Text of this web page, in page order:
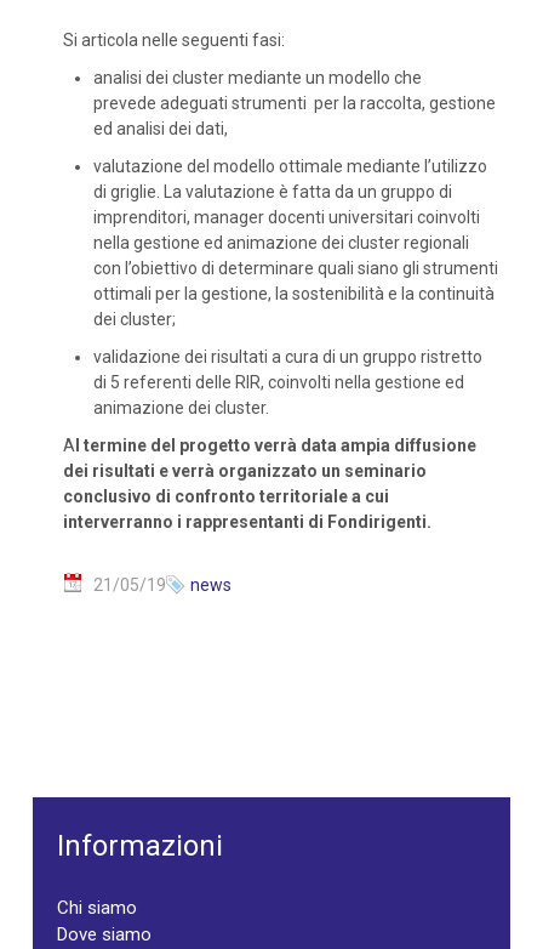
Si articola nelle seguenti fasi:
analisi dei cluster mediante un modello che
prevede adeguati strumenti per la raccolta, gestione
ed analisi dei dati,
valutazione del modello ottimale mediante l’utilizzo
di griglie. La valutazione è fatta da un gruppo di
imprenditori, manager docenti universitari coinvolti
nella gestione ed animazione dei cluster regionali
con l’obiettivo di determinare quali siano gli strumenti
ottimali per la gestione, la sostenibilità e la continuità
dei cluster;
validazione dei risultati a cura di un gruppo ristretto
di 5 referenti delle RIR, coinvolti nella gestione ed
animazione dei cluster.
A l termine del progetto verrà data ampia diffusione
dei risultati e verrà organizzato un seminario
conclusivo di confronto territoriale a cui
interverranno i rappresentanti di Fondirigenti.
21/05/19 news
Informazioni
Chi siamo
Dove siamo